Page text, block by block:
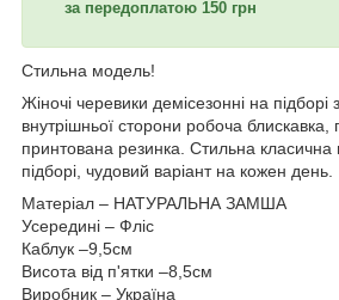
за передоплатою 150 грн
Стильна модель!
Жіночі черевики демісезонні на підборі
внутрішньої сторони робоча
принтована резинка. Стильна класична
підборі, чудовий варіант на кожен день.
Матеріал – НАТУРАЛЬНА ЗАМША
Усередині – Фліс
Каблук –9,5см
Висота від п'ятки –8,5см
Виробник – Україна